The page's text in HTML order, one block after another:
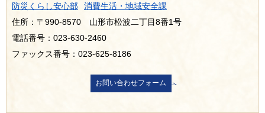
防災くらし安心部
消費生活・地域安全課
住所：〒990-8570 山形市松波二丁目8番1号
電話番号：023-630-2460
ファックス番号：023-625-8186